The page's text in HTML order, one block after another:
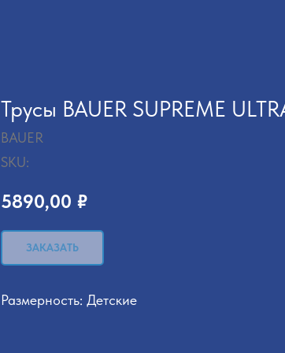
Трусы BAUER SUPREME
BAUER
SKU:
5890,00 ₽
ЗАКАЗАТЬ
Размерность: Детские